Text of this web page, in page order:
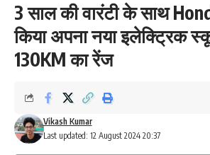
3 साल की वारंटी के साथ
किया अपना नया इलेक्ट्रिक
130KM का रेंज
Last updated: 12 August 2024 20:37
Vikash Kumar